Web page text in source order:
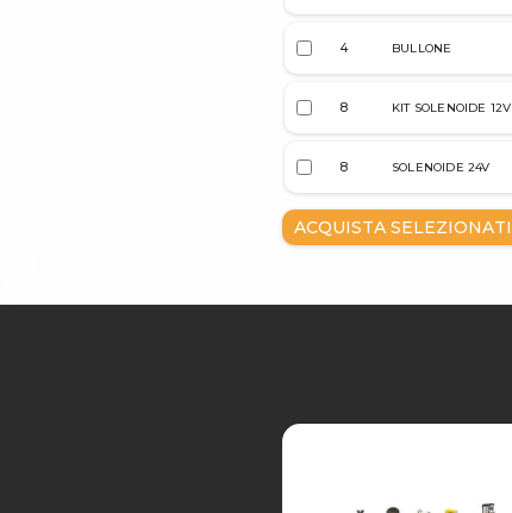
4 BULLONE
8 KIT SOLENOIDE 12V
8 SOLENOIDE 24V
ACQUISTA SELEZIONATI